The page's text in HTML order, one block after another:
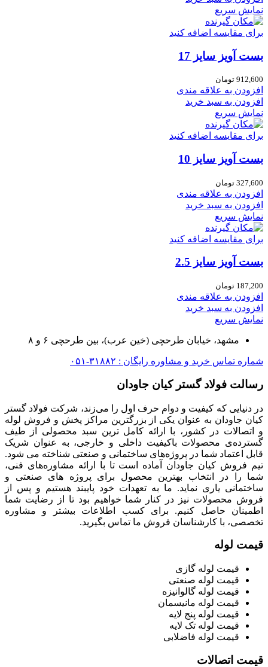
نمایش سریع
برای مقایسه اضافه کنید
بست آویز سایز 17
912,600 تومان
افزودن به علاقه مندی
افزودن به سبد خرید
نمایش سریع
برای مقایسه اضافه کنید
بست آویز سایز 10
327,600 تومان
افزودن به علاقه مندی
افزودن به سبد خرید
نمایش سریع
برای مقایسه اضافه کنید
بست آویز سایز 2.5
187,200 تومان
افزودن به علاقه مندی
افزودن به سبد خرید
نمایش سریع
مشهد، خیابان طرحچی (خین عرب)، بین طرحچی ۶ و ۸
شماره تماس خرید و مشاوره رایگان : ۳۱۸۸۲-۰۵۱
رسالت فولاد گستر کیان جاودان
در دنیایی که کیفیت و دوام حرف اول را می‌زند، شرکت فولاد گستر
کیان جاودان به عنوان یکی از بزرگترین مراکز پخش و فروش لوله
و اتصالات در کشور، با ارائه کامل ترین سبد محصولی از طیف
گسترده‌‌ی محصولات باکیفیت داخلی و خارجی، به عنوان شریک
قابل اعتماد شما در پروژه‌های ساختمانی و صنعتی شناخته می شود.
تیم فروش کیان جاودان آماده است تا با ارائه مشاوره‌های فنی،
شما را در انتخاب بهترین محصول برای پروژه های صنعتی و
ساختمانی یاری نماید. ما به تعهدات خود پایبند هستیم و پس از
فروش محصولات نیز در کنار شما خواهیم بود تا از رضایت شما
اطمینان حاصل کنیم. برای کسب اطلاعات بیشتر و مشاوره
تخصصی، با کارشناسان فروش ما تماس بگیرید.
قیمت لوله
قیمت لوله گازی
قیمت لوله صنعتی
قیمت لوله گالوانیزه
قیمت لوله مانیسمان
قیمت لوله پنج لایه
قیمت لوله تک لایه
قیمت لوله فاضلابی
قیمت اتصالات